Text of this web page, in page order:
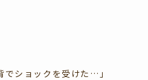
でショックを受けた…」